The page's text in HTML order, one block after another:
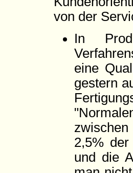
von der
In
eine
gestern
2,5%
und die